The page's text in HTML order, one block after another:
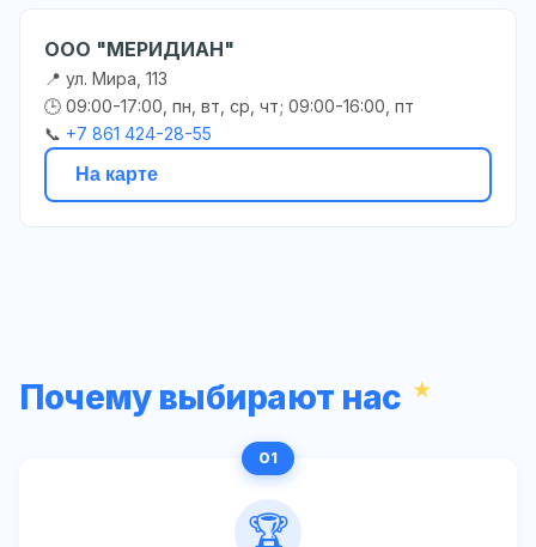
ООО "МЕРИДИАН"
📍 ул. Мира, 113
🕒 09:00-17:00, пн, вт, ср, чт; 09:00-16:00, пт
📞 +7 861 424-28-55
На карте
Почему выбирают нас
🏆